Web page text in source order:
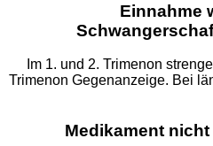
Einnahme
Im 1. und 2. Trimenon
Trimenon Gegenanzeige. Bei
Medikament